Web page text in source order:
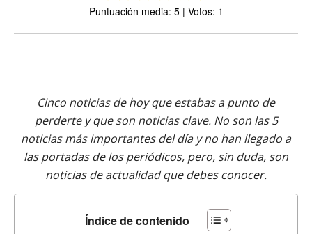
Puntuación media: 5 | Votos: 1
Cinco noticias de hoy que estabas a punto de
perderte y que son noticias clave. No son las 5
noticias más importantes del día y no han llegado a
las portadas de los periódicos, pero, sin duda, son
noticias de actualidad que debes conocer.
Índice de contenido